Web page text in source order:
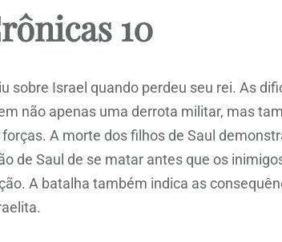
10
sobre Israel quando perdeu seu rei. As
não apenas uma derrota militar, mas
A morte dos filhos de Saul
de Saul de se matar antes que os
A batalha também indica as